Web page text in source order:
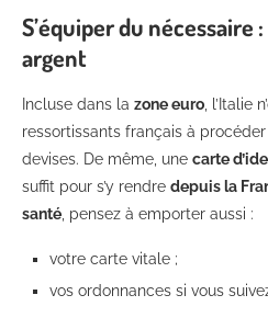
S’équiper du nécessaire
argent
Incluse dans la zone euro, l’Italie
ressortissants français à
devises. De même, une carte
suffit pour s’y rendre depuis la
santé, pensez à emporter aussi :
votre carte vitale ;
vos ordonnances si vous